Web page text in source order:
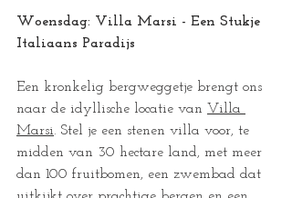
Woensdag: Villa Marsi - Een Stukje
Italiaans Paradijs
Een kronkelig bergweggetje brengt ons
naar de idyllische locatie van Villa
Marsi. Stel je een stenen villa voor, te
midden van 30 hectare land, met meer
dan 100 fruitbomen, een zwembad dat